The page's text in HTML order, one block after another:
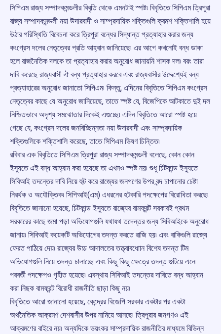
সিপিএম রাজ্য সম্পাদকমন্ডলীর বিবৃতি থেকে এমনটাই স্পষ্ট৷ বিবৃতিতে সিপিএম ত্রিপুরা
রাজ্য সম্পাদকমন্ডলী নয়া উদারবাদী ও সাম্প্রদায়িক শক্তিগুলি ক্রমশ শক্তিশালি হয়ে
উঠার পরিস্থিতি বিবেচনা করে ত্রিপুরা বন্ধের সিদ্ধান্ত প্রত্যাহার করার জন্য
কংগ্রেস দলের নেতৃত্বের প্রতি আহ্বান জানিয়েছে৷ এর আগে কখনোই বন্ধ ডাকা
হলে রাজনৈতিক দলকে তা প্রত্যাহার করার অনুরোধ জানায়নি শাসক দল৷ বরং তারা
দাবি করেছে রাজ্যবাসী ঐ বন্ধ প্রত্যাহার করবে এবং রাজ্যবাসীর উদ্দেশ্যেই বন্ধ
প্রত্যাহারের অনুরোধ জানাতো সিপিএম৷ কিন্তু, এদিনের বিবৃতিতে সিপিএম কংগ্রেস
নেতৃত্বের কাছে যে অনুরোধ জানিয়েছে, তাতে স্পষ্ট যে, বিজেপিকে আটকাতে দুই দল
নিশ্চিতভাবে অদৃশ্য সমঝোতার দিকেই এগুচ্ছে৷ এদিন বিবৃতিতে আরো স্পষ্ট হয়ে
গেছে যে, কংগ্রেস দলের জনবিচ্ছিন্নতা নয়া উদারবাদী এবং সাম্প্রদায়িক
শক্তিগুলিকে শক্তিশালি করেছে, তাতে সিপিএম ভিষণ চিন্তিত৷
রবিবার এক বিবৃতিতে সিপিএম ত্রিপুরা রাজ্য সম্পাদকমন্ডলী বলেছে, কোন কোন
ইস্যুতে এই বন্ধ আহ্বান করা হয়েছে তা এখনও স্পষ্ট নয়৷ শুধু চিটফান্ড ইস্যুতে
সিবিআই তদন্তের দাবি নিয়ে হুট করে রাজ্যের জনগণের উপর বন্দ চাপানোর চেষ্টা
নিরর্থক ও অযৌক্তিক৷ সিপিআই(এম) এধরনের হটকারি পদক্ষেপের বিরোধিতা করছে৷
বিবৃতিতে জানানো হয়েছে, চিটফান্ড ইস্যুতে রাজ্যের বামফ্রন্ট সরকারই প্রথম
সরকারের কাছে জমা পড়া অভিযোগগুলি যথাযথ তদেন্তর জন্য সিবিআইকে অনুরোধ
জানায়৷ সিবিআই কয়েকটি অভিযোগের তদন্ত করতে রাজি হয়৷ এবং বাকিগুলি রাজ্যে
ফেরত পাঠিয়ে দেয়৷ রাজ্যের উচ্চ আদালতের তত্ত্বাবধাােন বিশেষ তদন্ত টিম
অভিযোগগুলি নিয়ে তদন্ত চালাচ্ছে এবং কিছু কিছু ক্ষেত্রে তদন্ত গুটিয়ে এনে
পরবর্তী পদক্ষেপও গৃহীত হয়েছে৷ এবস্থায় সিবিআই তদন্তের দাবিতে বন্ধ আহ্বান
করা নিছক বামফ্রন্ট বিরোধী রাজনীতি ছাড়া কিছু নয়৷
বিবৃতিতে আরো জানানো হয়েছে, কেন্দ্রের বিজেপি সরকার একটার পর একটা
অর্থনৈতিক আক্রমণ দেশবাসীর উপর নামিয়ে আনছে৷ ত্রিপুরার জনগণও এই
আক্রমণের বাইরে নয়৷ অন্যদিকে ভয়ংকর সাম্প্রদায়িক রাজনীতির মাধ্যমে বিভিন্ন